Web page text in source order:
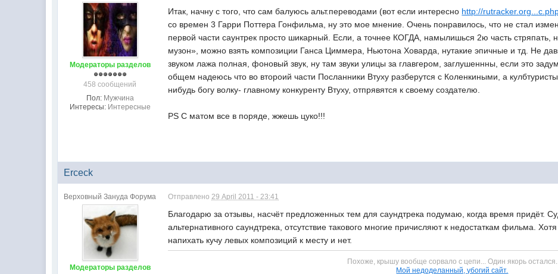
Модераторы разделов
458 сообщений
Пол: Мужчина
Интересы: Интересные
Итак, начну с того, что сам балуюсь альт.переводами (вот если интересно http://
со времен 3 Гарри Поттера Гонфильма, ну это мое мнение. Очень понравилось, что не стал
первой части саунтрек просто шикарный. Если, а точнее КОГДА, намылишься 2ю часть стряпать,
музон», можно взять композиции Ганса Циммера, Ньютона Ховарда, нутакие эпичные и тд. Не
звуком лажа полная, фоновый звук, ну там звуки улицы за главгером, заглушеннны, если это
общем надеюсь что во второий части Посланники Втуху разберутся с Коленкиными, а
нибудь богу волку- главному конкуренту Втуху, отпрявятся к своему создателю.
PS С матом все в поряде, жжешь цуко!!!
Erceck
Верховный Зануда Форума
Модераторы разделов
Отправлено29 April 2011 - 23:41
Благодарю за отзывы, насчёт предложенных тем для саундтрека подумаю, когда время придёт.
альтернативного саундтрека, отсутствие такового многие причисляют к недостаткам фильма.
напихать кучу левых композиций к месту и нет.
Похоже, крышу вообще сорвало с цепи... Один якорь остался.
Мой недоделанный, убогий сайт.